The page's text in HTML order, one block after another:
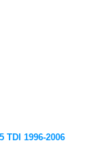
TDI 1996-2006